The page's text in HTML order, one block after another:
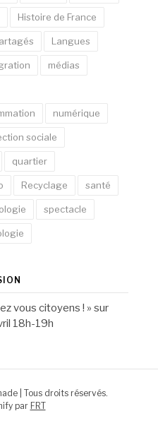
Histoire de France
Langues
médias
numérique
sociale
quartier
Recyclage santé
spectacle
vous citoyens ! » sur
18h-19h
| Tous droits réservés.
par FRT